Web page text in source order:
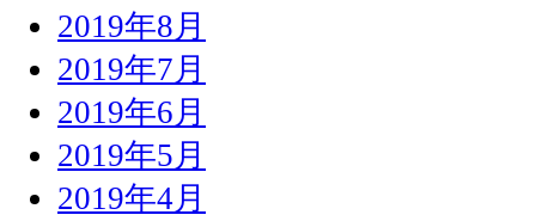
2019年8月
2019年7月
2019年6月
2019年5月
2019年4月